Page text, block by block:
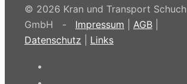
© 2026 Kran und Transport Schuch
GmbH - Impressum AGB
Datenschutz
Links